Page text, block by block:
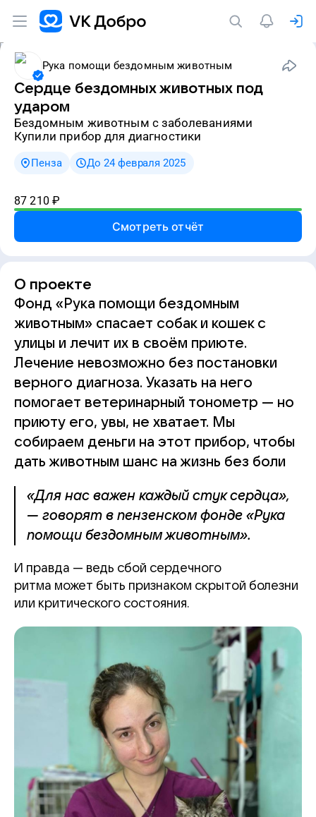
Рука помощи бездомным животным
Сердце бездомных животных под
ударом
Бездомным животным с заболеваниями
Купили прибор для диагностики
Пенза До 24 февраля 2025
87 210 ₽
Смотреть отчёт
О проекте
Фонд «Рука помощи бездомным
животным» спасает собак и кошек с
улицы и лечит их в своём приюте.
Лечение невозможно без постановки
верного диагноза. Указать на него
помогает ветеринарный тонометр — но
приюту его, увы, не хватает. Мы
собираем деньги на этот прибор, чтобы
дать животным шанс на жизнь без боли
«Для нас важен каждый стук сердца»,
— говорят в пензенском фонде «Рука
помощи бездомным животным».
И правда — ведь сбой сердечного
ритма может быть признаком скрытой болезни
или критического состояния.